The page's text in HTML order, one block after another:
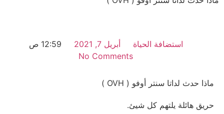
استضافة الحياة أبريل 7, 2021
12:59 ص
No Comments
ماذا حدث لداتا سنتر أوفو ( OVH )
حريق هائلة يلتهم كل شيئ.